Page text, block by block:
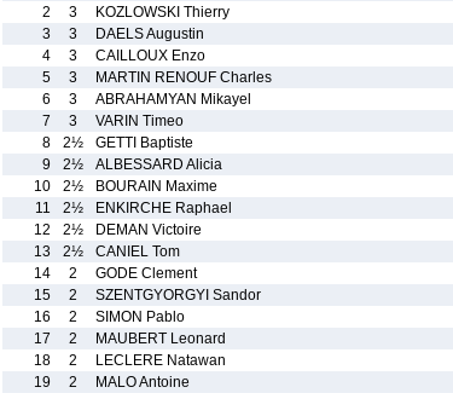
2
3 KOZLOWSKI Thierry
3
3 DAELS Augustin
4
3 CAILLOUX Enzo
5
3 MARTIN RENOUF Charles
6
3 ABRAHAMYAN Mikayel
7
3 VARIN Timeo
8
2½ GETTI Baptiste
9
2½ ALBESSARD Alicia
10
2½ BOURAIN Maxime
11
2½ ENKIRCHE Raphael
12
2½ DEMAN Victoire
13
2½ CANIEL Tom
14
2 GODE Clement
15
2 SZENTGYORGYI Sandor
16
2 SIMON Pablo
17
2 MAUBERT Leonard
18
2 LECLERE Natawan
19
2 MALO Antoine